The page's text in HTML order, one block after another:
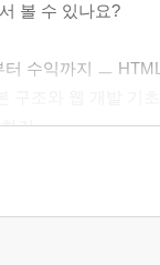
볼 수 있나요?
수익까지 ㅡ
기
, HTML/CSS/자